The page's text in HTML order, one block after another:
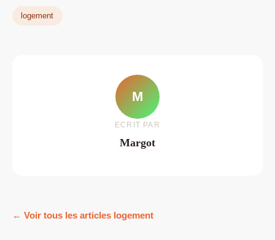
logement
M
ECRIT PAR
Margot
← Voir tous les articles logement